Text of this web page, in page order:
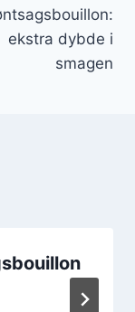
ekstra dybde i
smagen